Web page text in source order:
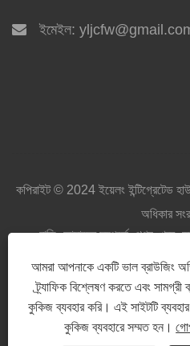
ইমেইল:
কপিরাইট © 2024 ইয়েলং ইন্টিগ্রেটেড
অধিকার
বাড়ি আমাদের সম্পর্কে পণ্য খবর
Privacy
আমরা আপনাকে একটি ভাল ব্রাউজিং
ট্র্যাফিক বিশ্লেষণ করতে এবং
কুকিজ ব্যবহার করি। এই সাইটটি
কুকিজ ব্যবহারে সম্মত হন।